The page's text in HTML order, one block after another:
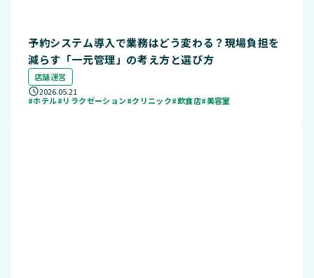
予約システム導入で業務はどう変わる？現場負担を
減らす「一元管理」の考え方と選び方
店舗運営
2026.05.21
#ホテル#リラクゼーション#クリニック#飲食店#美容室